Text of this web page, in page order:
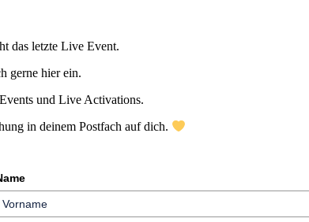
das letzte Live Event.
gerne hier ein.
und Live Activations.
in deinem Postfach auf dich.